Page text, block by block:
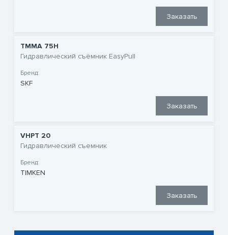
Заказать
TMMA 75H
Гидравлический съёмник EasyPull
Бренд:
SKF
Заказать
VHPT 20
Гидравлический съемник
Бренд:
TIMKEN
Заказать